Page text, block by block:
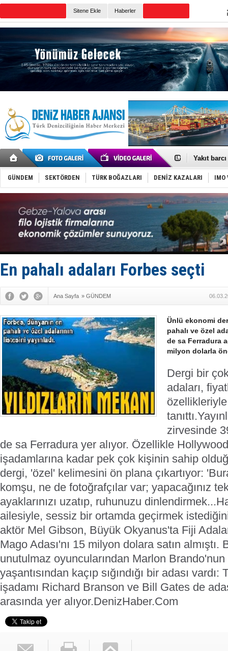
Sitene Ekle Haberler
'REGAL
Yakıt
Rus
Tatil
Rusya,
Enejota
Denizcilik
‘14.
Taksi
TÜRKLİM
GÜNDEM SEKTÖRDEN TÜRK BOĞAZLARI DENİZ KAZALARI IMO
En pahalı adaları Forbes seçti
Ana Sayfa » GÜNDEM
Ünlü ekonomi
pahalı ve özel
de sa Ferradura
milyon dolarla
Dergi bir
adaları,
tanıttı.
zirvesinde
de sa Ferradura yer alıyor. Özellikle
işadamlarına kadar pek çok kişinin sahip
dergi, 'özel' kelimesini ön plana çıkartıyor:
komşu, ne de fotoğrafçılar var; yapacağınız
ayaklarınızı uzatıp, ruhunuzu dinlendirmek...
ailesiyle, sessiz bir ortamda geçirmek
aktör Mel Gibson, Büyük Okyanus'ta Fiji
Mago Adası'nı 15 milyon dolara satın almıştı.
unutulmaz oyuncularından Marlon
yaşantısından kaçıp sığındığı bir adası vardı:
işadamı Richard Branson ve Bill Gates de
arasında yer alıyor.DenizHaber.Com